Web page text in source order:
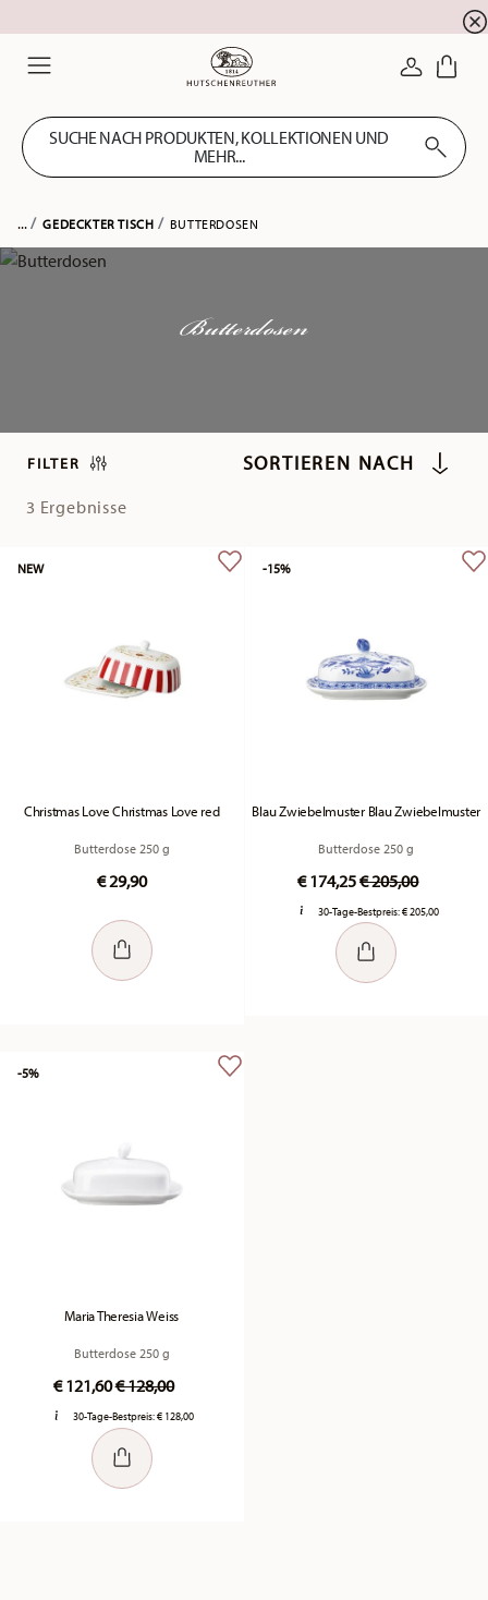
Summer SALE! Sichern Sie sich 5% EXTRA-
SUCHE NACH PRODUKTEN, KOLLEKTIONEN UND
MEHR...
... GEDECKTER TISCH BUTTERDOSEN
Butterdosen
FILTER
3 Ergebnisse
Christmas Love Christmas Love red
Butterdose 250 g
€ 29,90
NEW
Blau Zwiebelmuster Blau Zwiebelmuster
Butterdose 250 g
€ 174,25Price reduced
€ 205,00to
30-Tage-Bestpreis:€ 205,00
-15%
Maria Theresia Weiss
Butterdose 250 g
€ 121,60Price reduced from
€ 128,00to
30-Tage-Bestpreis:€ 128,00
-5%